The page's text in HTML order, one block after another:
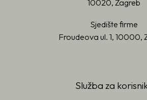
10020, Zagreb
Sjedište firme
Froudeova ul. 1, 10000,
Služba za